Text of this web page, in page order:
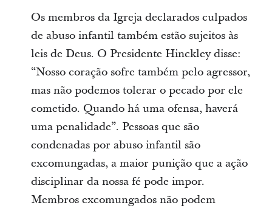
Os membros da Igreja declarados culpados
de abuso infantil também estão sujeitos às
leis de Deus. O Presidente Hinckley disse:
“Nosso coração sofre também pelo agressor,
mas não podemos tolerar o pecado por ele
cometido. Quando há uma ofensa, haverá
uma penalidade”. Pessoas que são
condenadas por abuso infantil são
excomungadas, a maior punição que a ação
disciplinar da nossa fé pode impor.
Membros excomungados não podem